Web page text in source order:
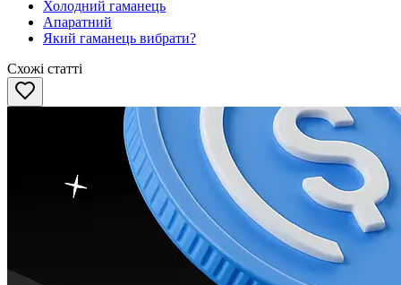
Холодний гаманець
Апаратний
Який гаманець вибрати?
Схожі статті